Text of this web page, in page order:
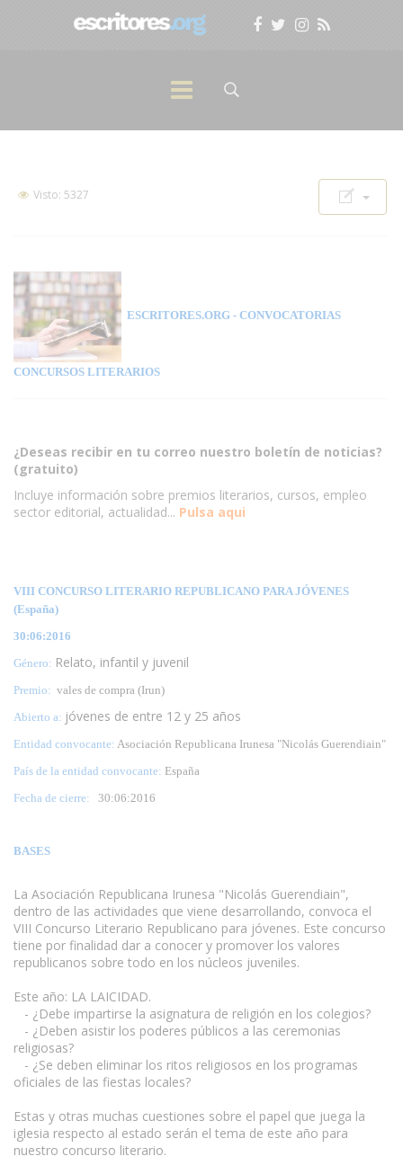
Visto: 5327
ESCRITORES.ORG - CONVOCATORIAS
CONCURSOS LITERARIOS
¿Deseas recibir en tu correo nuestro boletín de noticias?
(gratuito)
Incluye información sobre premios literarios, cursos, empleo
sector editorial, actualidad... Pulsa aqui
VIII CONCURSO LITERARIO REPUBLICANO PARA JÓVENES
(España)
30:06:2016
Género: Relato, infantil y juvenil
Premio: vales de compra (Irun)
Abierto a: jóvenes de entre 12 y 25 años
Entidad convocante: Asociación Republicana Irunesa "Nicolás Guerendiain"
País de la entidad convocante: España
Fecha de cierre: 30:06:2016
BASES
La Asociación Republicana Irunesa "Nicolás Guerendiain",
dentro de las actividades que viene desarrollando, convoca el
VIII Concurso Literario Republicano para jóvenes. Este concurso
tiene por finalidad dar a conocer y promover los valores
republicanos sobre todo en los núcleos juveniles.
Este año: LA LAICIDAD.
- ¿Debe impartirse la asignatura de religión en los colegios?
- ¿Deben asistir los poderes públicos a las ceremonias
religiosas?
- ¿Se deben eliminar los ritos religiosos en los programas
oficiales de las fiestas locales?
Estas y otras muchas cuestiones sobre el papel que juega la
iglesia respecto al estado serán el tema de este año para
nuestro concurso literario.